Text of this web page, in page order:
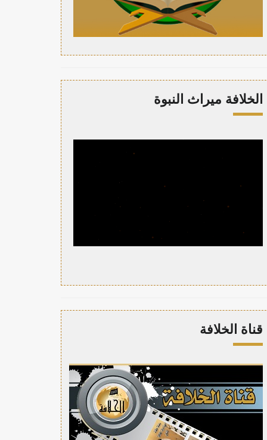
الخلافة ميراث النبوة
قناة الخلافة